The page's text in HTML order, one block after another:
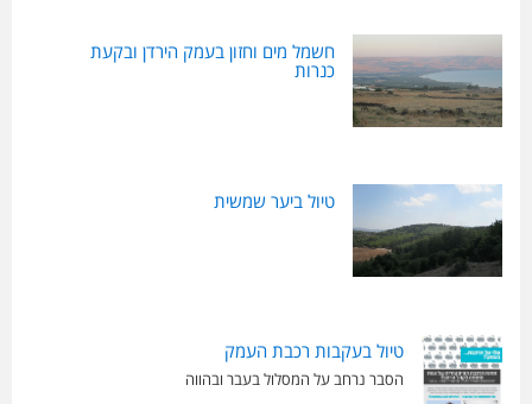
חשמל מים וחזון בעמק הירדן ובקעת
כנרות
טיול ביער שמשית
טיול בעקבות רכבת העמק
הסבר נרחב על המסלול בעבר ובהווה